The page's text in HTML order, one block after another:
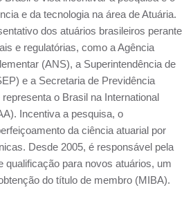
e da tecnologia na área de Atuária.
dos atuários brasileiros perante
e regulatórias, como a Agência
(ANS), a Superintendência de
e a Secretaria de Previdência
o Brasil na International
Incentiva a pesquisa, o
da ciência atuarial por
Desde 2005, é responsável pela
qualificação para novos atuários, um
do título de membro (MIBA).